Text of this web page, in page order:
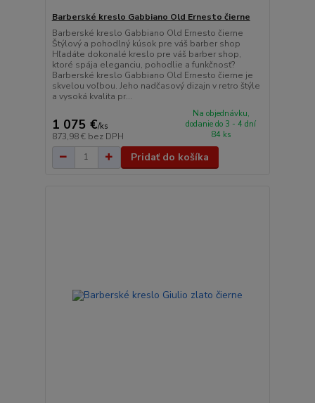
Barberské kreslo Gabbiano Old Ernesto čierne
Barberské kreslo Gabbiano Old Ernesto čierne
Štýlový a pohodlný kúsok pre váš barber shop
Hľadáte dokonalé kreslo pre váš barber shop,
ktoré spája eleganciu, pohodlie a funkčnosť?
Barberské kreslo Gabbiano Old Ernesto čierne je
skvelou voľbou. Jeho nadčasový dizajn v retro štýle
a vysoká kvalita pr...
1 075 €/ks
873,98 € bez DPH
Na objednávku,
dodanie do 3 - 4 dní
84 ks
Pridať do košíka